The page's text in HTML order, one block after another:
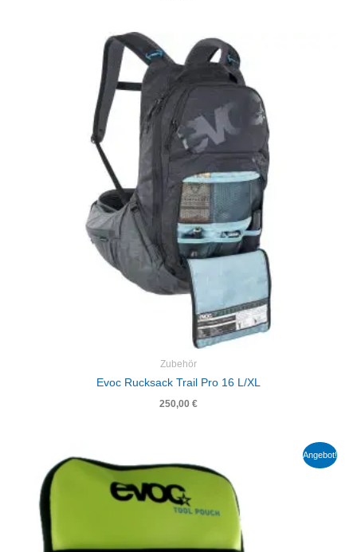
Zubehör
Evoc Rucksack Trail Pro 16 L/XL
250,00 €
Angebot!
Preis
war:
40,00 €
ist:
36,00 €.